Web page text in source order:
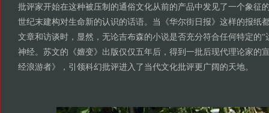
批评家开始在这种被压制的通俗文化从前的产品中发见了一个象征
世纪末建构对生命新的认识的话语。当《华尔街日报》这样的报纸
文章和访谈时，显然，无论吉布森的小说是否充分符合任何特定的“
神经。苏文的《嬗变》出版仅仅五年后，得到一批后现代理论家的
经浪游者》，引领科幻批评进入了当代文化批评更广阔的天地。